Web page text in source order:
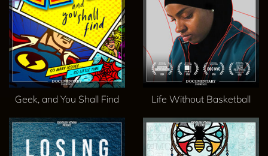
Geek, and You Shall Find Life Without Basketball